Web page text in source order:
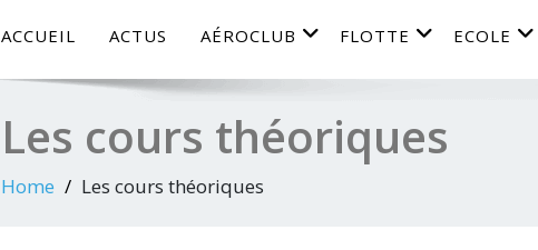
ACCUEIL ACTUS AÉROCLUB FLOTTE ECOLE
Les cours théoriques
Home Les cours théoriques